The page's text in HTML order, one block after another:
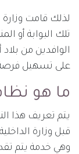
لذلك قامت
تلك البوابة أو
الوافدين من
على تسهيل
ما هو
يتم تعريف هذا
قبل وزارة
وهي خدمة يتم